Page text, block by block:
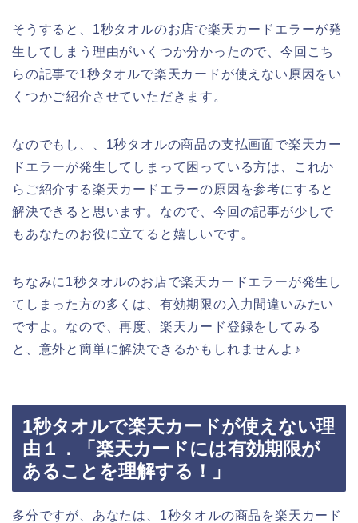
そうすると、1秒タオルのお店で楽天カードエラーが発
生してしまう理由がいくつか分かったので、今回こち
らの記事で1秒タオルで楽天カードが使えない原因をい
くつかご紹介させていただきます。
なのでもし、、1秒タオルの商品の支払画面で楽天カー
ドエラーが発生してしまって困っている方は、これか
らご紹介する楽天カードエラーの原因を参考にすると
解決できると思います。なので、今回の記事が少しで
もあなたのお役に立てると嬉しいです。
ちなみに1秒タオルのお店で楽天カードエラーが発生し
てしまった方の多くは、有効期限の入力間違いみたい
ですよ。なので、再度、楽天カード登録をしてみる
と、意外と簡単に解決できるかもしれませんよ♪
1秒タオルで楽天カードが使えない理
由１．「楽天カードには有効期限が
あることを理解する！」
多分ですが、あなたは、1秒タオルの商品を楽天カード